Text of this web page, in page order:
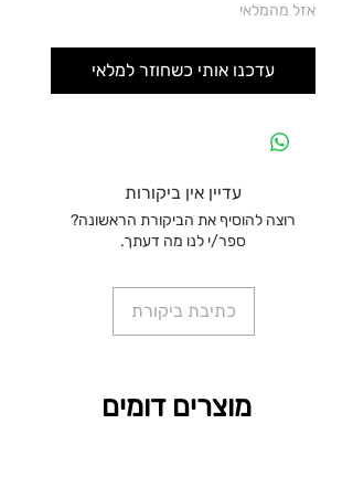
אזל מהמלאי
עדכנו אותי כשחוזר למלאי
עדיין אין ביקורות
רוצה להוסיף את הביקורת הראשונה?
ספר/י לנו מה דעתך.
כתיבת ביקורת
מוצרים דומים